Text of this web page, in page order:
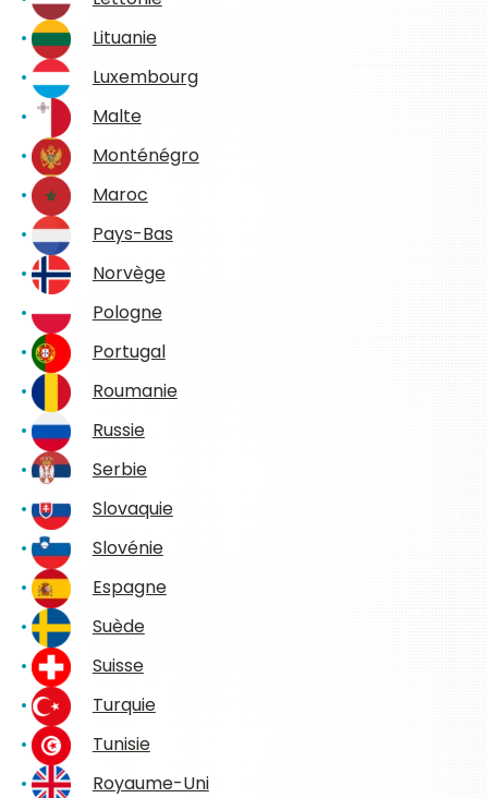
Lituanie
Luxembourg
Malte
Monténégro
Maroc
Pays-Bas
Norvège
Pologne
Portugal
Roumanie
Russie
Serbie
Slovaquie
Slovénie
Espagne
Suède
Suisse
Turquie
Tunisie
Royaume-Uni